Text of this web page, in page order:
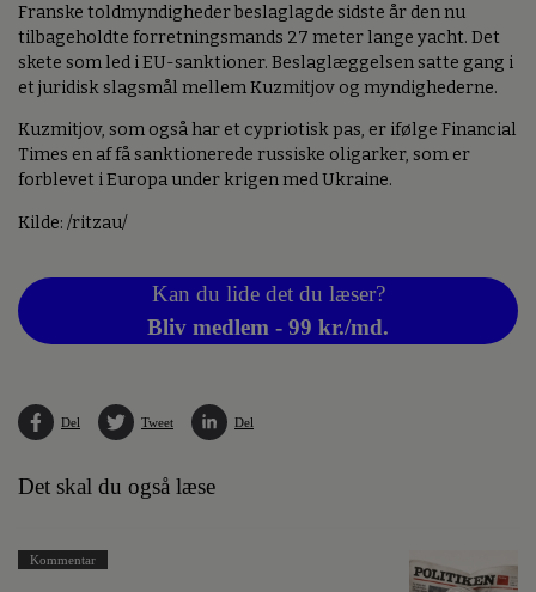
Franske toldmyndigheder beslaglagde sidste år den nu
tilbageholdte forretningsmands 27 meter lange yacht. Det
skete som led i EU-sanktioner. Beslaglæggelsen satte gang i
et juridisk slagsmål mellem Kuzmitjov og myndighederne.
Kuzmitjov, som også har et cypriotisk pas, er ifølge Financial
Times en af få sanktionerede russiske oligarker, som er
forblevet i Europa under krigen med Ukraine.
Kilde: /ritzau/
Kan du lide det du læser?
Bliv medlem - 99 kr./md.
Del Tweet Del
Det skal du også læse
Kommentar